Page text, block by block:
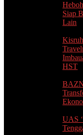
Siap
Lain
HST
UAS